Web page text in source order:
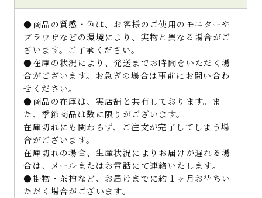
●商品の質感・色は、お客様のご使用のモニターや
ブラウザなどの環境により、実物と異なる場合がご
ざいます。ご了承ください。
●在庫の状況により、発送までお時間をいただく場
合がございます。お急ぎの場合は事前にお問い合わ
せください。
●商品の在庫は、実店舗と共有しております。ま
た、季節商品は数に限りがございます。
在庫切れにも関わらず、ご注文が完了してしまう場
合がございます。
在庫切れの場合、生産状況によりお届けが遅れる場
合は、メールまたはお電話にて連絡いたします。
●掛物・茶杓など、お届けまでに約１ヶ月お待ちい
ただく場合がございます。